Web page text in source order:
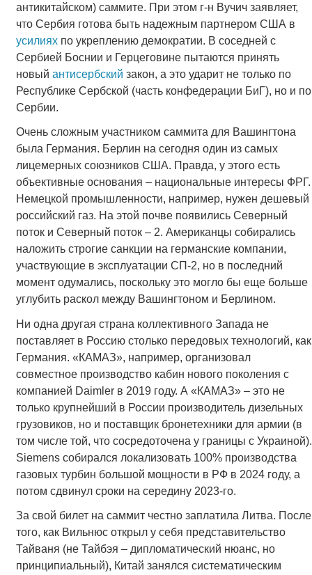
антикитайском) саммите. При этом г-н Вучич заявляет,
что Сербия готова быть надежным партнером США в
усилияхпо укреплению демократии. В соседней с
Сербией Боснии и Герцеговине пытаются принять
новый антисербский закон, а это ударит не только по
Республике Сербской (часть конфедерации БиГ), но и по
Сербии.
Очень сложным участником саммита для Вашингтона
была Германия. Берлин на сегодня один из самых
лицемерных союзников США. Правда, у этого есть
объективные основания – национальные интересы ФРГ.
Немецкой промышленности, например, нужен дешевый
российский газ. На этой почве появились Северный
поток и Северный поток – 2. Американцы собирались
наложить строгие санкции на германские компании,
участвующие в эксплуатации СП-2, но в последний
момент одумались, поскольку это могло бы еще больше
углубить раскол между Вашингтоном и Берлином.
Ни одна другая страна коллективного Запада не
поставляет в Россию столько передовых технологий, как
Германия. «КАМАЗ», например, организовал
совместное производство кабин нового поколения с
компанией Daimler в 2019 году. А «КАМАЗ» ­– это не
только крупнейший в России производитель дизельных
грузовиков, но и поставщик бронетехники для армии (в
том числе той, что сосредоточена у границы с Украиной).
Siemens собирался локализовать 100% производства
газовых турбин большой мощности в РФ в 2024 году, а
потом сдвинул сроки на середину 2023-го.
За свой билет на саммит честно заплатила Литва. После
того, как Вильнюс открыл у себя представительство
Тайваня (не Тайбэя – дипломатический нюанс, но
принципиальный), Китай занялся систематическим